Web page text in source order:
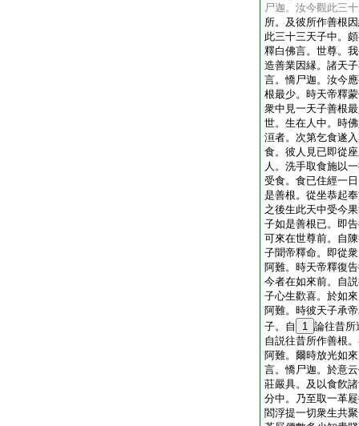
尸迦。汝今觀此三
所。及彼所作善根
此三十三天子中。
釋白佛言。世尊。
造善業因縁。諸天
言。憍尸迦。汝今
根最少。時天帝釋
衆中見一天子善根
世。生在人中。時
洹者。次第乞食遂
食。彼人見已即從
人。洗手取食施以
受食。食已住經一
是善根。從坐恭起
之後生此天中受今
子如是善根已。即
可來在世尊前。自
子聞帝釋命。即從
阿難。時天帝釋復
今者在如來前。自
子心生歡喜。於如
阿難。時彼天子承
子。自
1 論往昔所
自説往昔所作善根
阿難。爾時放光如
言。憍尸迦。於意
莊嚴具。及以食飮
分中。乃至取一革
閻浮提一切衆生共